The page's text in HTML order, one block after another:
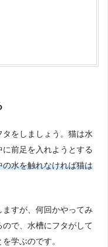
をしましょう。猫は水
前足を入れようとする
水を触れなければ猫は
すが、何回かやってみ
で、水槽にフタがして
学ぶのです。